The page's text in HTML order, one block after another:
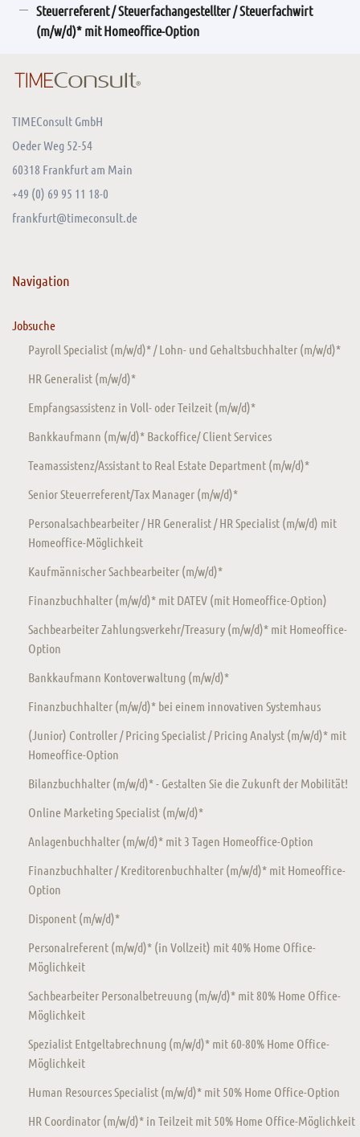
Steuerreferent / Steuerfachangestellter / Steuerfachwirt
(m/w/d)* mit Homeoffice-Option
TIMEConsult GmbH
Oeder Weg 52-54
60318 Frankfurt am Main
+49 (0) 69 95 11 18-0
frankfurt@timeconsult.de
Navigation
Jobsuche
Payroll Specialist (m/w/d)* / Lohn- und Gehaltsbuchhalter (m/w/d)*
HR Generalist (m/w/d)*
Empfangsassistenz in Voll- oder Teilzeit (m/w/d)*
Bankkaufmann (m/w/d)* Backoffice/ Client Services
Teamassistenz/Assistant to Real Estate Department (m/w/d)*
Senior Steuerreferent/Tax Manager (m/w/d)*
Personalsachbearbeiter / HR Generalist / HR Specialist (m/w/d) mit
Homeoffice-Möglichkeit
Kaufmännischer Sachbearbeiter (m/w/d)*
Finanzbuchhalter (m/w/d)* mit DATEV (mit Homeoffice-Option)
Sachbearbeiter Zahlungsverkehr/Treasury (m/w/d)* mit Homeoffice-
Option
Bankkaufmann Kontoverwaltung (m/w/d)*
Finanzbuchhalter (m/w/d)* bei einem innovativen Systemhaus
(Junior) Controller / Pricing Specialist / Pricing Analyst (m/w/d)* mit
Homeoffice-Option
Bilanzbuchhalter (m/w/d)* - Gestalten Sie die Zukunft der Mobilität!
Online Marketing Specialist (m/w/d)*
Anlagenbuchhalter (m/w/d)* mit 3 Tagen Homeoffice-Option
Finanzbuchhalter / Kreditorenbuchhalter (m/w/d)* mit Homeoffice-
Option
Disponent (m/w/d)*
Personalreferent (m/w/d)* (in Vollzeit) mit 40% Home Office-
Möglichkeit
Sachbearbeiter Personalbetreuung (m/w/d)* mit 80% Home Office-
Möglichkeit
Spezialist Entgeltabrechnung (m/w/d)* mit 60-80% Home Office-
Möglichkeit
Human Resources Specialist (m/w/d)* mit 50% Home Office-Option
HR Coordinator (m/w/d)* in Teilzeit mit 50% Home Office-Möglichkeit